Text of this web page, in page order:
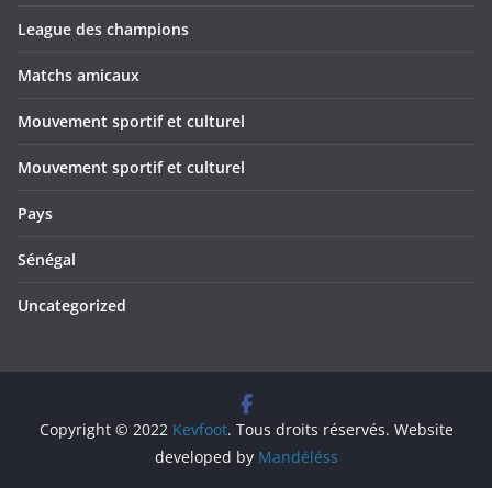
League des champions
Matchs amicaux
Mouvement sportif et culturel
Mouvement sportif et culturel
Pays
Sénégal
Uncategorized
Copyright © 2022 Kevfoot. Tous droits réservés. Website
developed by Mandéléss